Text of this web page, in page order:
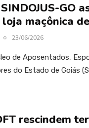
GO
maçônica
23/06/2026
de Aposentados,
do Estado de Goiás
rescindem